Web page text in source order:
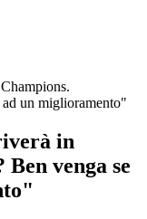
ad un miglioramento"
in
venga se